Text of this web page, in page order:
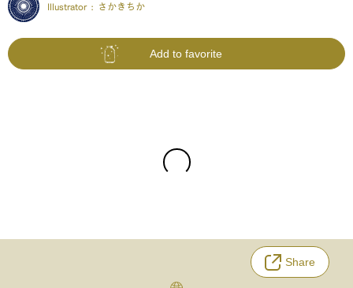
Illustrator : さかきちか
Add to favorite
Share